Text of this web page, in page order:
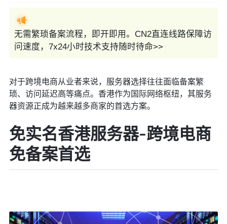
无需繁琐备案流程，即开即用。CN2直连线路保障访
问速度，7x24小时技术支持随时待命>>
对于跨境电商从业者来说，服务器选择往往面临备案繁
琐、访问延迟高等痛点。香港作为国际网络枢纽，其服务
器资源正成为越来越多商家的首选方案。
免实名香港服务器-跨境电商
免备案首选